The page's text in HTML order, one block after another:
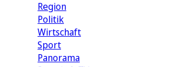
Region
Politik
Wirtschaft
Sport
Panorama